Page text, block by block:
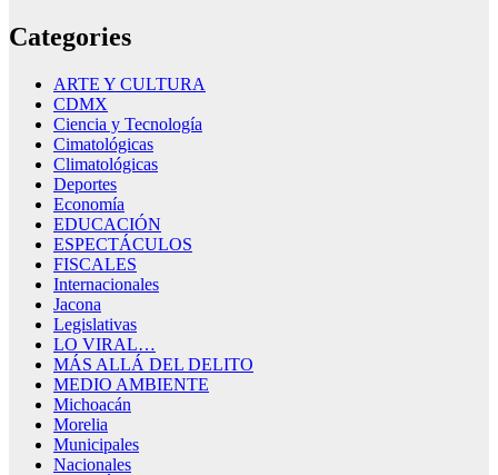
Categories
ARTE Y CULTURA
CDMX
Ciencia y Tecnología
Cimatológicas
Climatológicas
Deportes
Economía
EDUCACIÓN
ESPECTÁCULOS
FISCALES
Internacionales
Jacona
Legislativas
LO VIRAL…
MÁS ALLÁ DEL DELITO
MEDIO AMBIENTE
Michoacán
Morelia
Municipales
Nacionales